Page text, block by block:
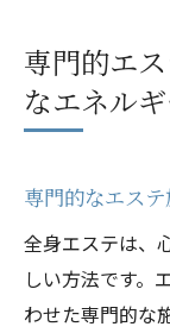
専門的エ
なエネル
専門的なエス
全身エステは、
しい方法です。
わせた専門的な